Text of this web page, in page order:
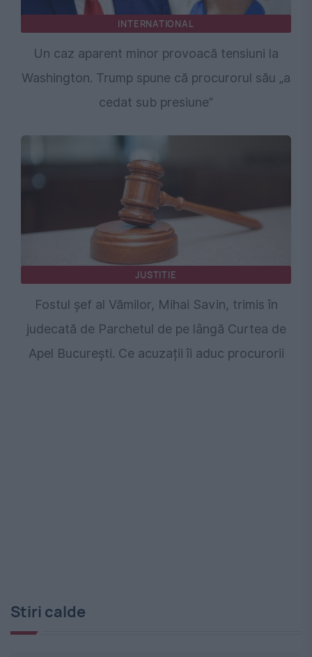
INTERNATIONAL
Un caz aparent minor provoacă tensiuni la
Washington. Trump spune că procurorul său „a
cedat sub presiune”
JUSTITIE
Fostul șef al Vămilor, Mihai Savin, trimis în
judecată de Parchetul de pe lângă Curtea de
Apel București. Ce acuzații îi aduc procurorii
Stiri calde